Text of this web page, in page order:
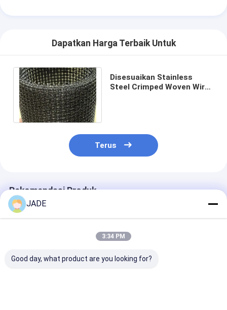
Dapatkan Harga Terbaik Untuk
Disesuaikan Stainless
Steel Crimped Woven Wire
Terus
Rekomendasi Produk
JADE
3:34 PM
Good day, what product are you looking for?